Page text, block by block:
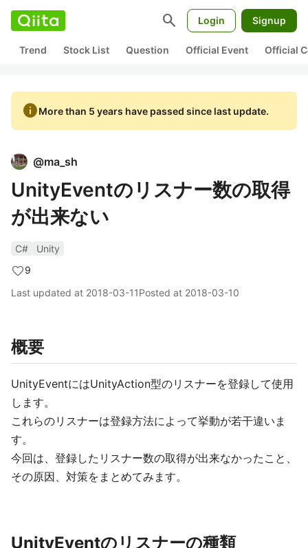
search Login Signup
Trend Stock List Question Official Event Official
infoMore than 5 years have passed since last update.
@ma_sh
UnityEventのリスナー数の取得
が出来ない
C#
Unity
9
Last updated at 2018-03-11Posted at 2018-03-10
概要
UnityEventにはUnityAction型のリスナーを登録して使用
します。
これらのリスナーは登録方法によって挙動が若干違いま
す。
今回は、登録したリスナー数の取得が出来なかったこと、
その原因、対策をまとめてみます。
UnityEventのリスナーの種類